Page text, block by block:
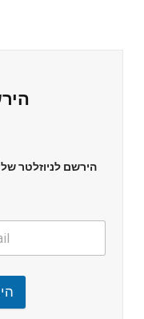
הירשם לניוזלטר